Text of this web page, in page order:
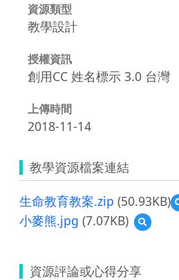
資源類型
教學設計
授權資訊
創用CC 姓名標示 3.0 台灣
上傳時間
2018-11-14
教學資源檔案連結
生命教育教案.zip (50.93KB)
小麥熊.jpg (7.07KB)
預
覽
資源評論或心得分享